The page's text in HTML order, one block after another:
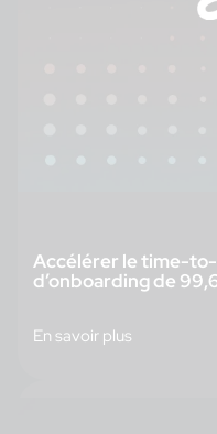
Accélérer le time-
d’onboarding de
En savoir plus